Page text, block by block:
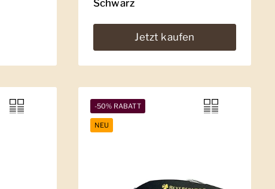
Schwarz
Jetzt kaufen
-50% RABATT
NEU